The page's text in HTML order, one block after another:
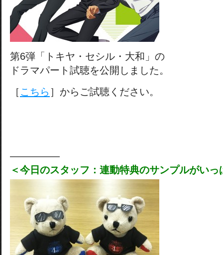
第6弾「トキヤ・セシル・大和」の
ドラマパート試聴を公開しました。
［ こちら ］からご試聴ください。
―――――
＜今日のスタッフ：連動特典のサンプルがい